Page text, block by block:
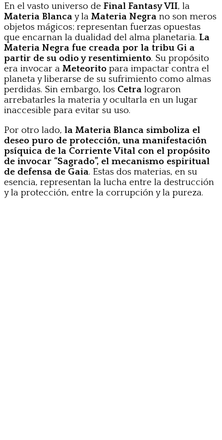
En el vasto universo de Final Fantasy VII, la
Materia Blancay la Materia Negra no son meros
objetos mágicos; representan fuerzas opuestas
que encarnan la dualidad del alma planetaria. La
Materia Negra fue creada por la tribu Gi a
partir de su odio y resentimiento. Su propósito
era invocar a Meteorito para impactar contra el
planeta y liberarse de su sufrimiento como almas
perdidas. Sin embargo, los Cetra lograron
arrebatarles la materia y ocultarla en un lugar
inaccesible para evitar su uso.
Por otro lado, la Materia Blanca simboliza el
deseo puro de protección, una manifestación
psíquica de la Corriente Vital con el propósito
de invocar “Sagrado”, el mecanismo espiritual
de defensa de Gaia. Estas dos materias, en su
esencia, representan la lucha entre la destrucción
y la protección, entre la corrupción y la pureza.